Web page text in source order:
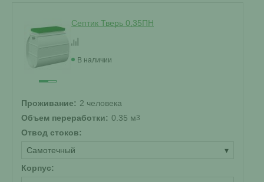
Септик Тверь 0,35ПН
В наличии
Проживание: 2 человека
Объем переработки: 0.35 м3
Отвод стоков:
Самотечный
▾
Корпус: